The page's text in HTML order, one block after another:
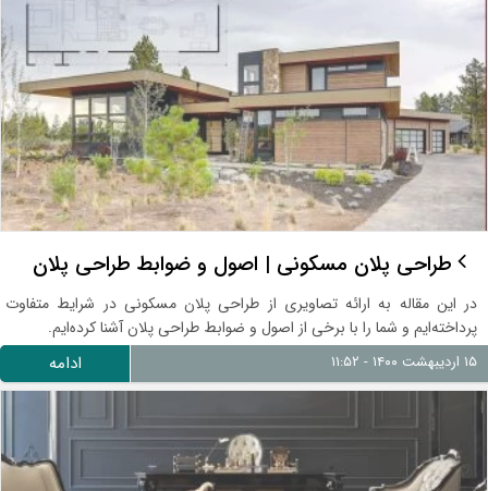
طراحی پلان مسکونی | اصول و ضوابط طراحی پلان
در این مقاله به ارائه تصاویری از طراحی پلان مسکونی در شرایط متفاوت
پرداخته‌ایم و شما را با برخی از اصول و ضوابط طراحی پلان آشنا کرده‌ایم.
۱۵ اردیبهشت ۱۴۰۰ - ۱۱:۵۲ ادامه